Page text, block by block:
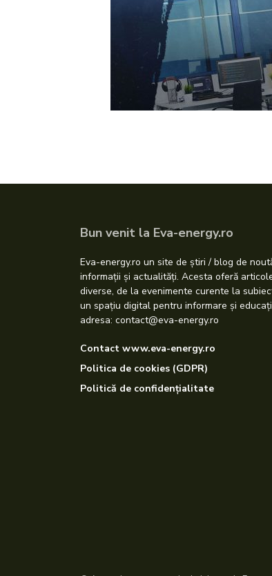
Bun venit la Eva-energy.ro
Eva-energy.ro un site de știri / blog de
informații și actualități. Acesta oferă
diverse, de la evenimente curente la
un spațiu digital pentru informare și
adresa: contact@eva-energy.ro
Contact www.eva-energy.ro
Politica de cookies (GDPR)
Politică de confidențialitate